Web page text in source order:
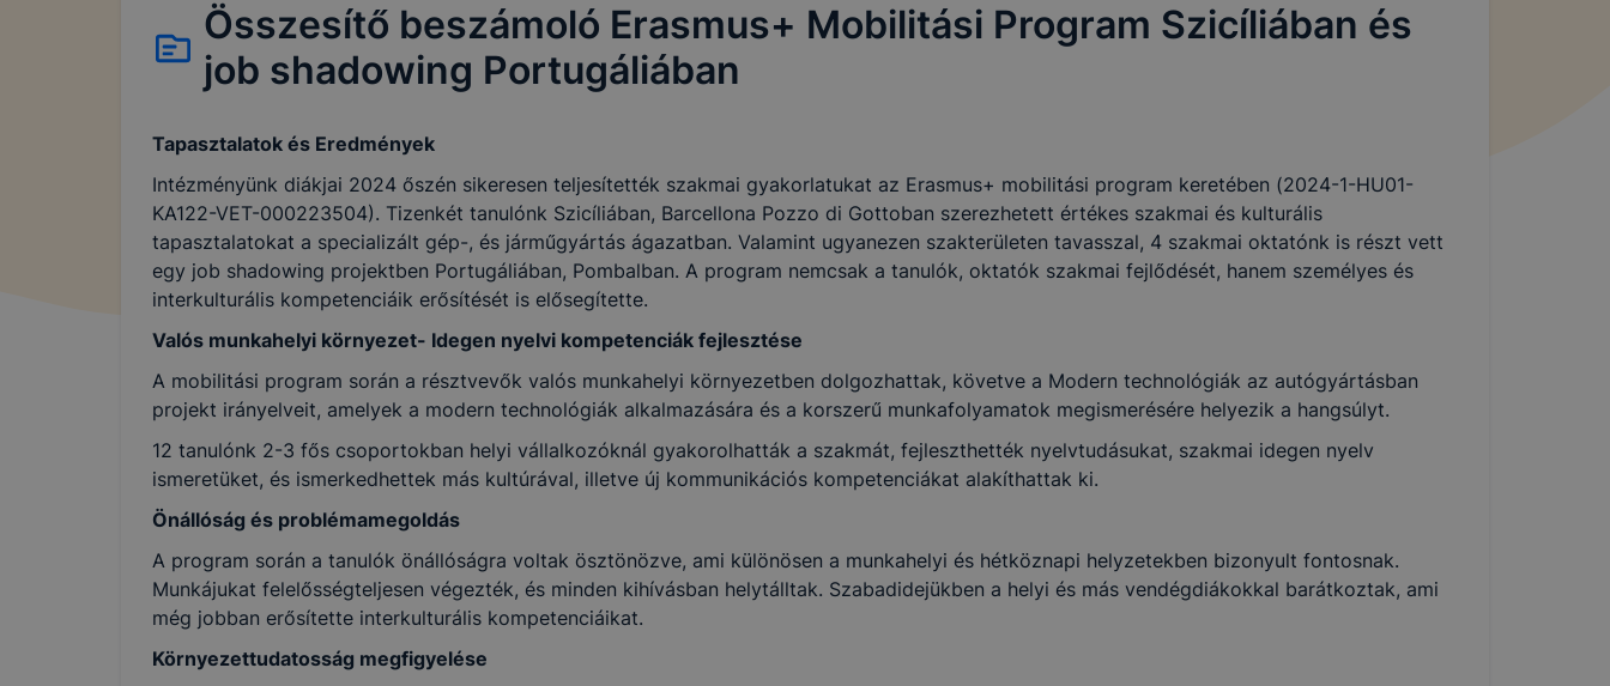
Összesítő beszámoló Erasmus+ Mobilitási Program Szicíliában és
job shadowing Portugáliában
Tapasztalatok és Eredmények
Intézményünk diákjai 2024 őszén sikeresen teljesítették szakmai gyakorlatukat az Erasmus+ mobilitási program keretében (2024-1-HU01-
KA122-VET-000223504). Tizenkét tanulónk Szicíliában, Barcellona Pozzo di Gottoban szerezhetett értékes szakmai és kulturális
tapasztalatokat a specializált gép-, és járműgyártás ágazatban. Valamint ugyanezen szakterületen tavasszal, 4 szakmai oktatónk is részt vett
egy job shadowing projektben Portugáliában, Pombalban. A program nemcsak a tanulók, oktatók szakmai fejlődését, hanem személyes és
interkulturális kompetenciáik erősítését is elősegítette.
Valós munkahelyi környezet- Idegen nyelvi kompetenciák fejlesztése
A mobilitási program során a résztvevők valós munkahelyi környezetben dolgozhattak, követve a Modern technológiák az autógyártásban
projekt irányelveit, amelyek a modern technológiák alkalmazására és a korszerű munkafolyamatok megismerésére helyezik a hangsúlyt.
12 tanulónk 2-3 fős csoportokban helyi vállalkozóknál gyakorolhatták a szakmát, fejleszthették nyelvtudásukat, szakmai idegen nyelv
ismeretüket, és ismerkedhettek más kultúrával, illetve új kommunikációs kompetenciákat alakíthattak ki.
Önállóság és problémamegoldás
A program során a tanulók önállóságra voltak ösztönözve, ami különösen a munkahelyi és hétköznapi helyzetekben bizonyult fontosnak.
Munkájukat felelősségteljesen végezték, és minden kihívásban helytálltak. Szabadidejükben a helyi és más vendégdiákokkal barátkoztak, ami
még jobban erősítette interkulturális kompetenciáikat.
Környezettudatosság megfigyelése
Adatkezelő székhelye: 2310 Szigetszentmiklós, Csonka János u. 5.
Adatkezelő elektronikus
iskola@csonkaiskola.hu
Adatvédelmi tisztviselő:
Dr. Lojek Levente
(info@adatvedelmitisztviselo.info)
Tájékoztatjuk a tanulóinkat, illetve törvényes képviselőiket, valamint weboldalunk látogatóit (a
vonatkozó jogszabályok, így elsősorban az alábbiak tiszteletben tartásával végzi:
az információs önrendelkezési jogról és az információszabadságról szóló 2011. évi CXII.
kezelése tekintetében történő védelméről és az ilyen adatok szabad áramlásáról, valamint a
95/46/EK irányelv hatályon kívül helyezéséről szóló 2016/679. számú rendelete (a
továbbiakban: Rendelet).